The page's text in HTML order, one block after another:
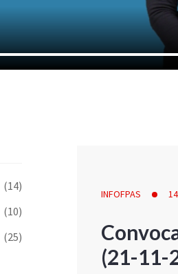
INFOFPAS
(21-11-
(14)
(10)
(25)